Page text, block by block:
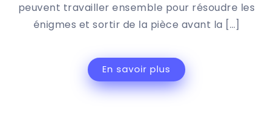
peuvent travailler ensemble pour résoudre les
énigmes et sortir de la pièce avant la […]
En savoir plus